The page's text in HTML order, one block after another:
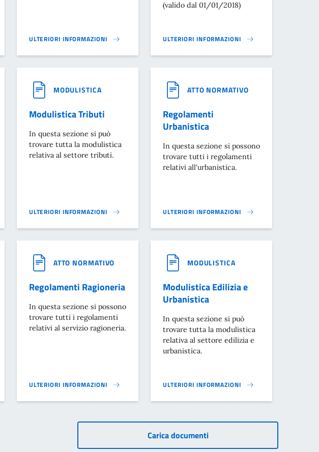
2024}ULTERIORI INFORMAZIONI
SERVIZIO IDRICO INTEGRATO - MODULISTICA}
(valido dal 01/01/2018)
ULTERIORI INFORMAZIONI
LOCAZIONE ABITATIVA AGEVOLATA}
MODULISTICA
Modulistica Tributi
In questa sezione si può
trovare tutta la modulistica
relativa al settore tributi.
ULTERIORI INFORMAZIONI
MODULISTICA TRIBUTI}
ATTO NORMATIVO
Regolamenti
Urbanistica
In questa sezione si possono
trovare tutti i regolamenti
relativi all'urbanistica.
ULTERIORI INFORMAZIONI
REGOLAMENTI URBANISTICA}
ATTO NORMATIVO
Regolamenti Ragioneria
In questa sezione si possono
trovare tutti i regolamenti
relativi al servizio ragioneria.
ULTERIORI INFORMAZIONI
REGOLAMENTI RAGIONERIA}
MODULISTICA
Modulistica Edilizia e
Urbanistica
In questa sezione si può
trovare tutta la modulistica
relativa al settore edilizia e
urbanistica.
ULTERIORI INFORMAZIONI
MODULISTICA EDILIZIA E URBANISTICA}
Carica documenti